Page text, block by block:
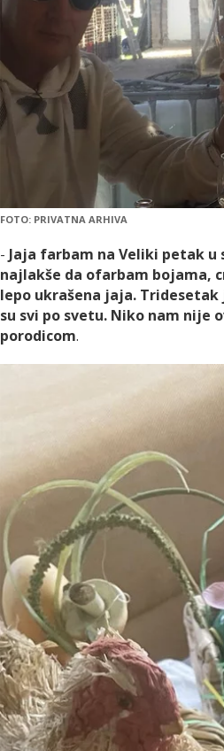
FOTO: PRIVATNA ARHIVA
- Jaja farbam na Veliki petak
najlakše da ofarbam bojama,
lepo ukrašena jaja.
su svi po svetu. Niko nam nije
porodicom.